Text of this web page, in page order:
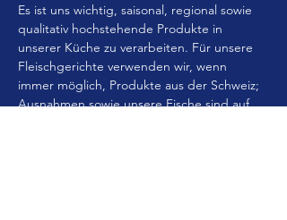
Es ist uns wichtig, saisonal, regional sowie
qualitativ hochstehende Produkte in
unserer Küche zu verarbeiten. Für unsere
Fleischgerichte verwenden wir, wenn
immer möglich, Produkte aus der Schweiz;
Ausnahmen sowie unsere Fische sind auf